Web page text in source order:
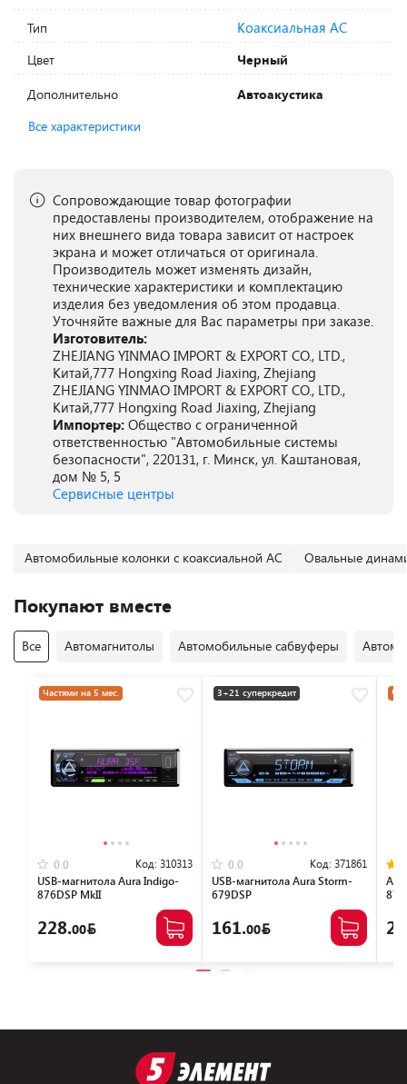
Тип Коаксиальная АС
Цвет
Черный
Дополнительно
Автоакустика
Все характеристики
Сопровождающие товар фотографии
предоставлены производителем, отображение на
них внешнего вида товара зависит от настроек
экрана и может отличаться от оригинала.
Производитель может изменять дизайн,
технические характеристики и комплектацию
изделия без уведомления об этом продавца.
Уточняйте важные для Вас параметры при заказе.
Изготовитель:
ZHEJIANG YINMAO IMPORT & EXPORT CO., LTD.,
Китай,777 Hongxing Road Jiaxing, Zhejiang
ZHEJIANG YINMAO IMPORT & EXPORT CO., LTD.,
Китай,777 Hongxing Road Jiaxing, Zhejiang
Импортер: Общество с ограниченной
ответственностью "Автомобильные системы
безопасности", 220131, г. Минск, ул. Каштановая,
дом № 5, 5
Сервисные центры
Автомобильные колонки с коаксиальной АС Овальные
Покупают вместе
Все Автомагнитолы Автомобильные сабвуферы
Частями на 5 мес.
0.0 Код: 310313
USB-магнитола Aura Indigo-
876DSP MkII
228.00
3+21 суперкредит
0.0 Код: 371861
USB-магнитола Aura Storm-
679DSP
161.00